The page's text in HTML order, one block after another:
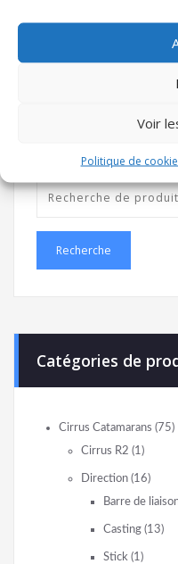
Voir
Politique de
Recherche
Catégories de
Cirrus Catamarans (75)
Cirrus R2 (1)
Direction (16)
Barre de
Casting (13)
Stick (1)